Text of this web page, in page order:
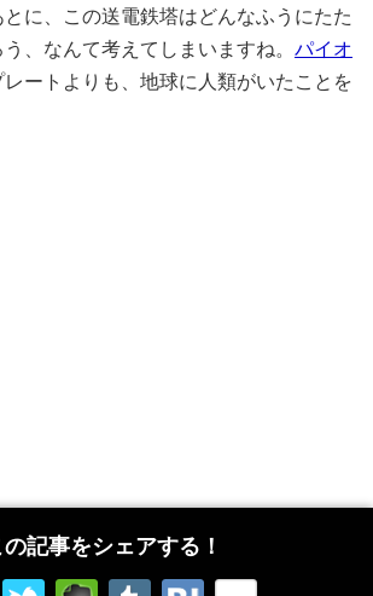
とに、この送電鉄塔はどんなふうにたた
、なんて考えてしまいますね。 パイオ
ートよりも、地球に人類がいたことを
の記事をシェアする！